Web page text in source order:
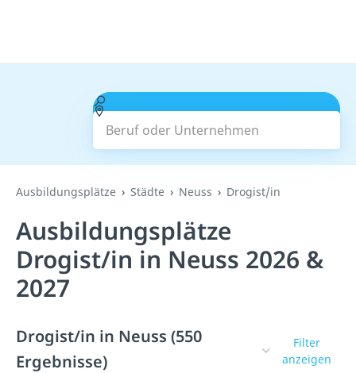
Beruf oder Unternehmen
Suchen
Ausbildungsplätze Städte Neuss Drogist/in
Ausbildungsplätze
Drogist/in in Neuss 2026 &
2027
Drogist/in in Neuss (550
Ergebnisse)
Filter
anzeigen